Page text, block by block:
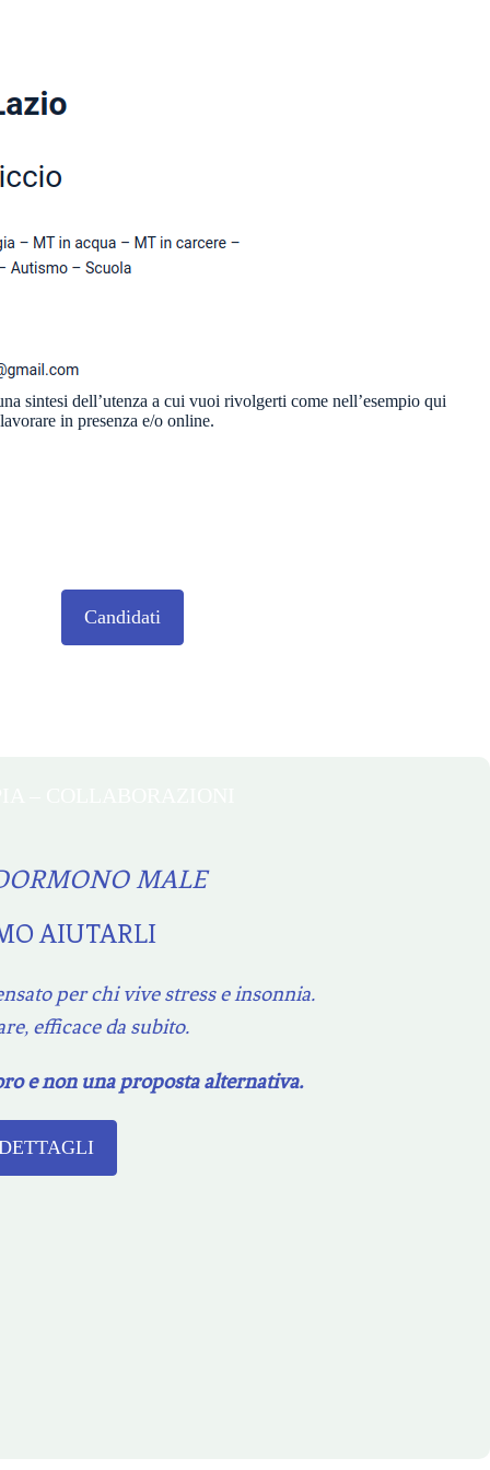
sintesi dell’utenza a cui vuoi rivolgerti come nell’esempio qui
in presenza e/o online.
Candidati
MALE
AIUTARLI
per chi vive stress e insonnia.
efficace da subito.
e non una proposta alternativa.